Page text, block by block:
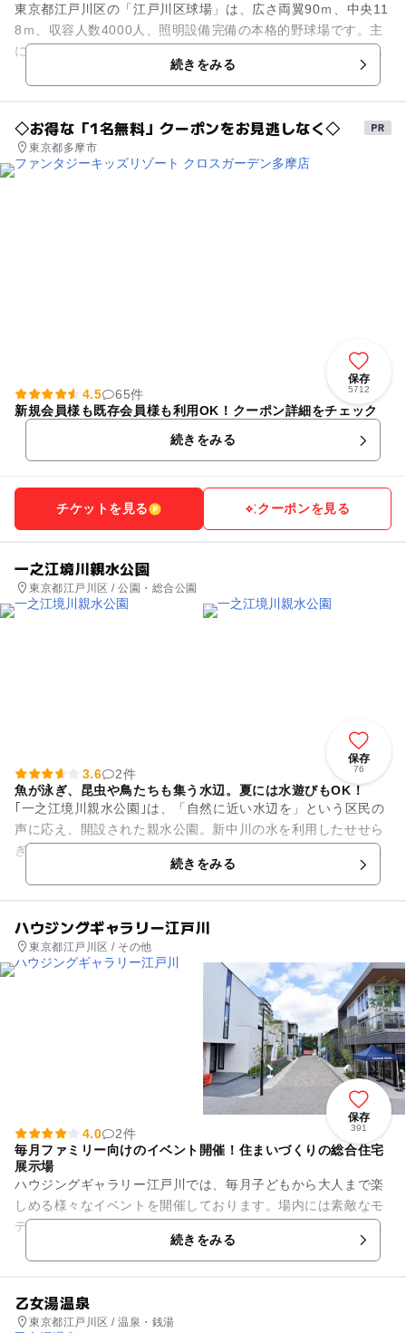
東京都江戸川区の「江戸川区球場」は、広さ両翼90ｍ、中央11
8ｍ、収容人数4000人、照明設備完備の本格的野球場です。主
に高校野球、リトルリーグ日本一、女子野球日本一など、アマ
続きをみる
◇お得な「1名無料」クーポンをお見逃しなく◇
東京都多摩市
保存
5712
4.5
65件
新規会員様も既存会員様も利用OK！クーポン詳細をチェック
続きをみる
チケットを見る クーポンを見る
一之江境川親水公園
東京都江戸川区 / 公園・総合公園
保存
76
3.6
2件
魚が泳ぎ、昆虫や鳥たちも集う水辺。夏には水遊びもOK！
｢一之江境川親水公園｣は、「自然に近い水辺を」という区民の
声に応え、開設された親水公園。新中川の水を利用したせせら
ぎは自然の小川のように魚も生息、水生植物も生い茂り、昆虫
や鳥たちも多く見られます...続きをみる
ハウジングギャラリー江戸川
東京都江戸川区 / その他
保存
391
4.0
2件
毎月ファミリー向けのイベント開催！住まいづくりの総合住宅
展示場
ハウジングギャラリー江戸川では、毎月子どもから大人まで楽
しめる様々なイベントを開催しております。場内には素敵なモ
デルハウスがたくさん並んでおり、一流メーカーの最新の住宅
を、実際に見て、触れて、聞...続きをみる
乙女湯温泉
東京都江戸川区 / 温泉・銭湯